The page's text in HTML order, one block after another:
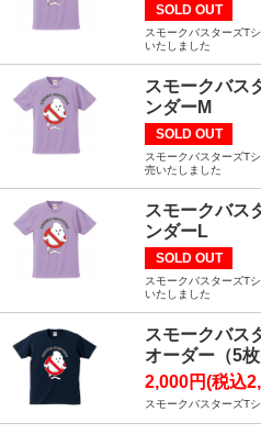
SOLD OUT
スモークバスターズT
いたしました
スモークバ
ンダーM
SOLD OUT
スモークバスターズT
売いたしました
スモークバ
ンダーL
SOLD OUT
スモークバスターズT
いたしました
スモークバス
オーダー（5枚
2,000円(税込
スモークバスターズT